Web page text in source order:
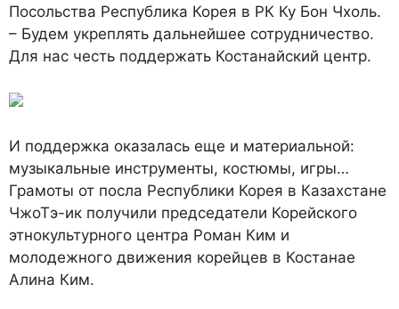
Посольства Республика Корея в РК Ку Бон Чхоль.
– Будем укреплять дальнейшее сотрудничество.
Для нас честь поддержать Костанайский центр.
И поддержка оказалась еще и материальной:
музыкальные инструменты, костюмы, игры…
Грамоты от посла Республики Корея в Казахстане
ЧжоТэ-ик получили председатели Корейского
этнокультурного центра Роман Ким и
молодежного движения корейцев в Костанае
Алина Ким.